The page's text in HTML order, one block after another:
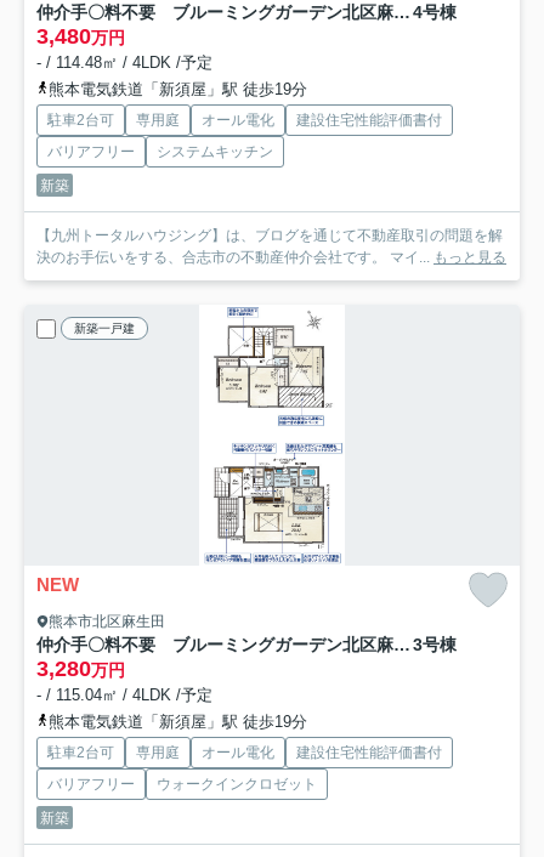
仲介手〇料不要 ブルーミングガーデン北区麻生田３丁目【麻生田小・清水中】 4号棟
3,480万円
- / 114.48㎡ / 4LDK /予定
熊本電気鉄道「新須屋」駅 徒歩19分
駐車2台可 専用庭 オール電化
建設住宅性能評価書付
バリアフリー
システムキッチン
新築
【九州トータルハウジング】は、ブログを通じて不動産取引の問題を解
決のお手伝いをする、合志市の不動産仲介会社です。 マイ...
もっと見る
新築一戸建
NEW
熊本市北区麻生田
仲介手〇料不要 ブルーミングガーデン北区麻生田３丁目【麻生田小・清水中】 3号棟
3,280万円
- / 115.04㎡ / 4LDK /予定
熊本電気鉄道「新須屋」駅 徒歩19分
駐車2台可 専用庭 オール電化
建設住宅性能評価書付
バリアフリー
ウォークインクロゼット
新築